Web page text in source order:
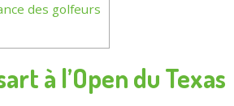
des golfeurs
à l’Open du Texas